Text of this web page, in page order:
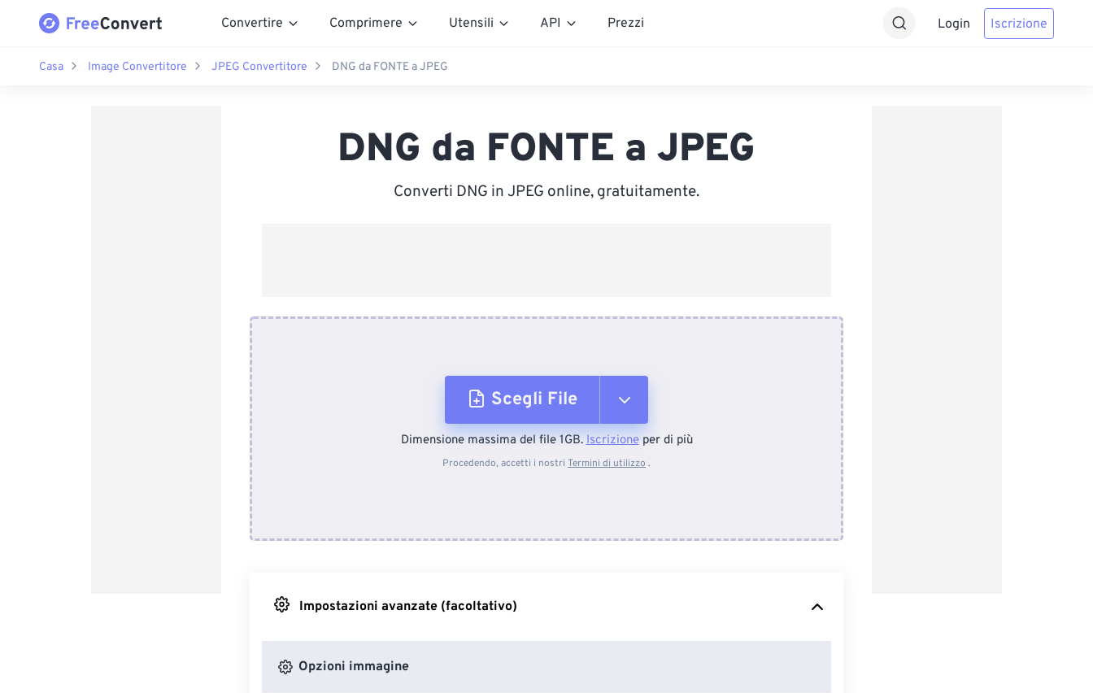
Convertire Comprimere Utensili API Prezzi Login Iscrizione
Casa Image Convertitore JPEG Convertitore DNG da FONTE a JPEG
DNG da FONTE a JPEG
Converti DNG in JPEG online, gratuitamente.
Scegli File
Dal dispositivo
Dimensione massima del file 1GB.Iscrizioneper di più
Procedendo, accetti i nostri Termini di utilizzo .
Impostazioni avanzate (facoltativo)
Opzioni immagine